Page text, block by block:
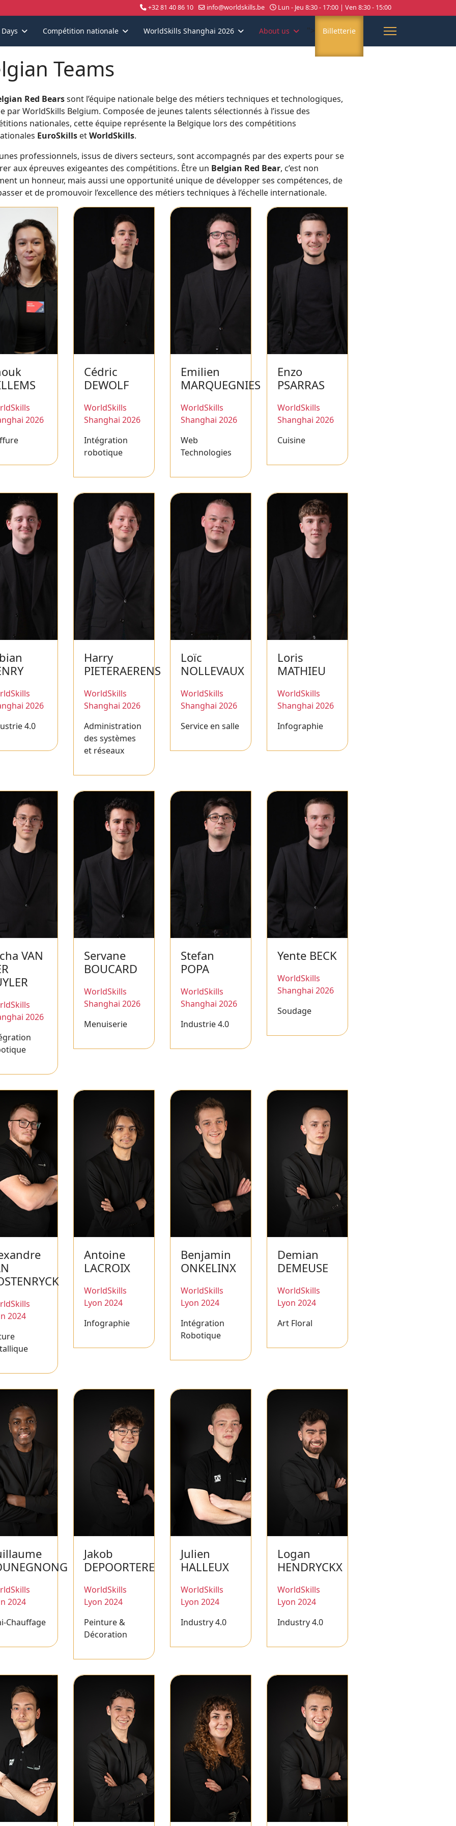
+32 81 40 86 10 info@worldskills.be Lun - Jeu 8:30 - 17:00 | Ven 8:30 - 15:00
Compétition nationale WorldSkills Shanghai 2026 About us "> Billetterie
Teams
Red Bearssont l’équipe nationale belge des métiers techniques et technologiques,
par WorldSkills Belgium. Composée de jeunes talents sélectionnés à l’issue des
nationales, cette équipe représente la Belgique lors des compétitions
EuroSkills etWorldSkills.
professionnels, issus de divers secteurs, sont accompagnés par des experts pour se
aux épreuves exigeantes des compétitions. Être un Belgian Red Bear, c’est non
un honneur, mais aussi une opportunité unique de développer ses compétences, de
et de promouvoir l’excellence des métiers techniques à l’échelle internationale.
2026
Cédric
DEWOLF
WorldSkills
Shanghai 2026
Intégration
robotique
Emilien
MARQUEGNIES
WorldSkills
Shanghai 2026
Web
Technologies
Enzo
PSARRAS
WorldSkills
Shanghai 2026
Cuisine
2026
4.0
Harry
PIETERAERENS
WorldSkills
Shanghai 2026
Administration
des systèmes
et réseaux
Loïc
NOLLEVAUX
WorldSkills
Shanghai 2026
Service en salle
Loris
MATHIEU
WorldSkills
Shanghai 2026
Infographie
VAN
2026
Servane
BOUCARD
WorldSkills
Shanghai 2026
Menuiserie
Stefan
POPA
WorldSkills
Shanghai 2026
Industrie 4.0
Yente BECK
WorldSkills
Shanghai 2026
Soudage
2024
Antoine
LACROIX
WorldSkills
Lyon 2024
Infographie
Benjamin
ONKELINX
WorldSkills
Lyon 2024
Intégration
Robotique
Demian
DEMEUSE
WorldSkills
Lyon 2024
Art Floral
2024
Chauffage
Jakob
DEPOORTERE
WorldSkills
Lyon 2024
Peinture &
Décoration
Julien
HALLEUX
WorldSkills
Lyon 2024
Industry 4.0
Logan
HENDRYCKX
WorldSkills
Lyon 2024
Industry 4.0